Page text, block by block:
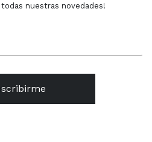
nuestras novedades!